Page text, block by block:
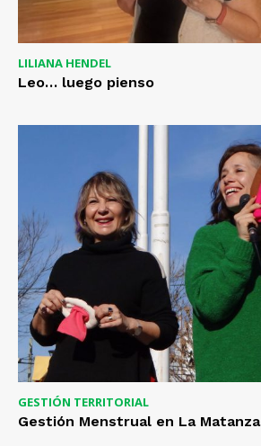
LILIANA HENDEL
Leo… luego pienso
GESTIÓN TERRITORIAL
Gestión Menstrual en La Matanza